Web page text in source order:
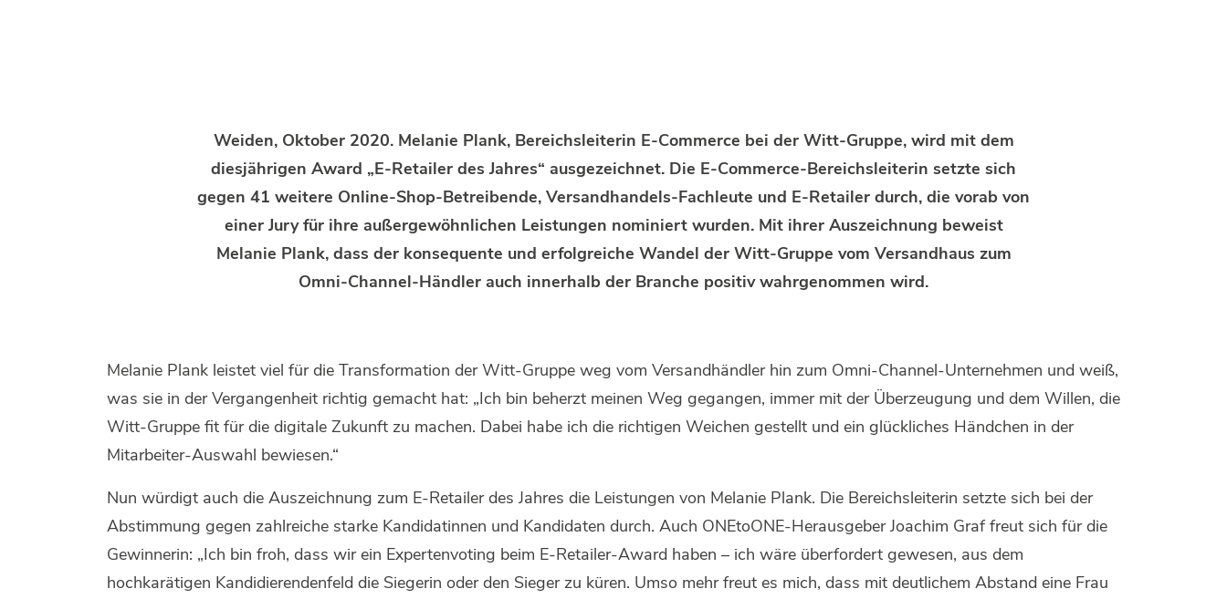
Weiden, Oktober 2020. Melanie Plank, Bereichsleiterin E-Commerce bei der Witt-Gruppe, wird mit dem
diesjährigen Award „E-Retailer des Jahres“ ausgezeichnet. Die E-Commerce-Bereichsleiterin setzte sich
gegen 41 weitere Online-Shop-Betreibende, Versandhandels-Fachleute und E-Retailer durch, die vorab von
einer Jury für ihre außergewöhnlichen Leistungen nominiert wurden. Mit ihrer Auszeichnung beweist
Melanie Plank, dass der konsequente und erfolgreiche Wandel der Witt-Gruppe vom Versandhaus zum
Omni-Channel-Händler auch innerhalb der Branche positiv wahrgenommen wird.
Melanie Plank leistet viel für die Transformation der Witt-Gruppe weg vom Versandhändler hin zum Omni-Channel-Unternehmen und weiß,
was sie in der Vergangenheit richtig gemacht hat: „Ich bin beherzt meinen Weg gegangen, immer mit der Überzeugung und dem Willen, die
Witt-Gruppe fit für die digitale Zukunft zu machen. Dabei habe ich die richtigen Weichen gestellt und ein glückliches Händchen in der
Mitarbeiter-Auswahl bewiesen.“
Nun würdigt auch die Auszeichnung zum E-Retailer des Jahres die Leistungen von Melanie Plank. Die Bereichsleiterin setzte sich bei der
Abstimmung gegen zahlreiche starke Kandidatinnen und Kandidaten durch. Auch ONEtoONE-Herausgeber Joachim Graf freut sich für die
Gewinnerin: „Ich bin froh, dass wir ein Expertenvoting beim E-Retailer-Award haben – ich wäre überfordert gewesen, aus dem
hochkarätigen Kandidierendenfeld die Siegerin oder den Sieger zu küren. Umso mehr freut es mich, dass mit deutlichem Abstand eine Frau